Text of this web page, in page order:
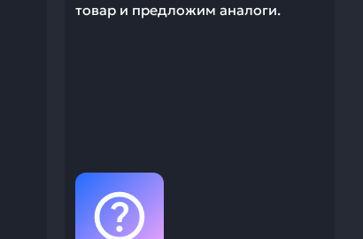
товар и предложим аналоги.